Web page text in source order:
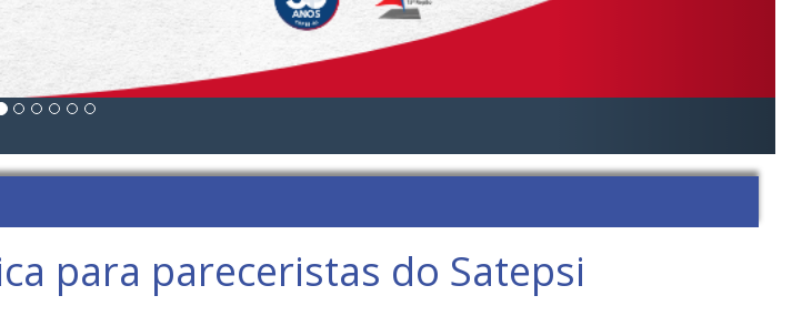
para pareceristas do Satepsi